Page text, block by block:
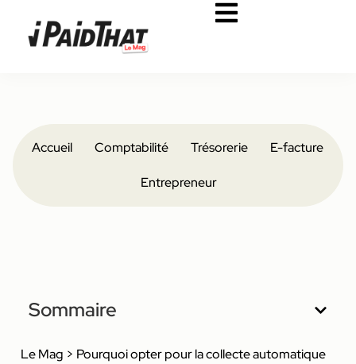
Accueil Comptabilité Trésorerie E-facture
Entrepreneur
Sommaire
Le Mag > Pourquoi opter pour la collecte automatique